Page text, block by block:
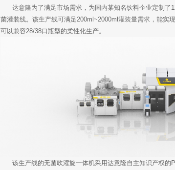
达意隆为了满足市场需求，为国内某知名饮料企业定制了
菌灌装线。该生产线可满足200ml~2000ml灌装量需求，能实
可以兼容28/38口瓶型的柔性化生产。
该生产线的无菌吹灌旋一体机采用达意隆自主知识产权的